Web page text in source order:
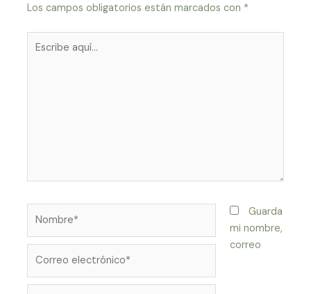
Los campos obligatorios están marcados con *
electrónico*
Guarda
mi nombre,
correo